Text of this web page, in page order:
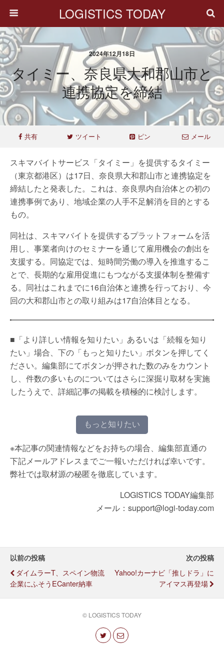
LOGISTICS TODAY
2024年12月18日
タイミー、奈良県大和郡山市と
連携協定を締結
共有 ツイート ピン メール
スキマバイトサービス「タイミー」を提供するタイミー
（東京都港区）は17日、奈良県大和郡山市と連携協定を
締結したと発表した。これは、奈良県内自治体との初の
連携事例であり、地域企業の人手不足解消を目的とする
もの。
同社は、スキマバイトを提供するプラットフォームを活
用し、事業者向けのセミナーを通じて雇用機会の創出を
支援する。同協定では、短時間労働の導入を推進するこ
とで、長期的な雇用促進にもつながる支援体制を整備す
る。同社はこれまでに16自治体と連携を行っており、今
回の大和郡山市との取り組みは17自治体目となる。
■「より詳しい情報を知りたい」あるいは「続報を知り
たい」場合、下の「もっと知りたい」ボタンを押してく
ださい。編集部にてボタンが押された数のみをカウント
し、件数の多いものについてはさらに深掘り取材を実施
したうえで、詳細記事の掲載を積極的に検討します。
もっと知りたい
※本記事の関連情報などをお持ちの場合、編集部直通の
下記メールアドレスまでご一報いただければ幸いです。
弊社では取材源の秘匿を徹底しています。
LOGISTICS TODAY編集部
メール：support@logi-today.com
以前の投稿
ダイムラーT、スペイン物流
企業にふそうeCanter納車
次の投稿
Yahoo!カーナビ「推しドラ」に
アイマス再登場
© LOGISTICS TODAY